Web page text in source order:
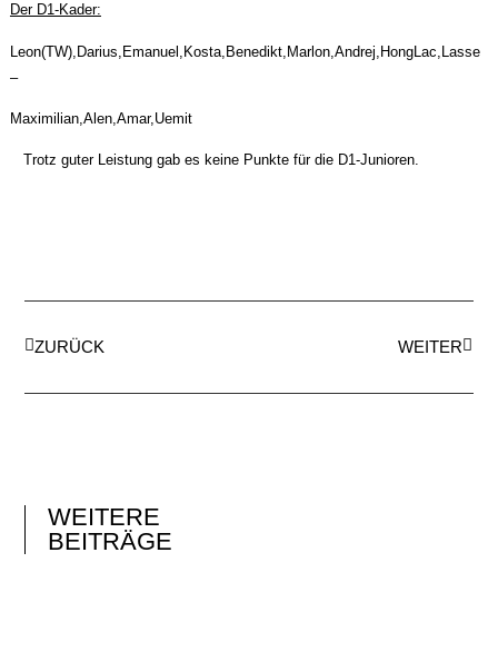
Der D1-Kader:
Leon(TW),Darius,Emanuel,Kosta,Benedikt,Marlon,Andrej,HongLac,Lasse
–
Maximilian,Alen,Amar,Uemit
Trotz guter Leistung gab es keine Punkte für die D1-Junioren.
ZURÜCK WEITER
WEITERE
BEITRÄGE